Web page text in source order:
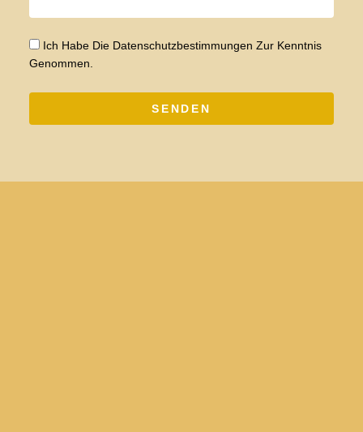
Ich Habe Die Datenschutzbestimmungen Zur Kenntnis
Genommen.
SENDEN